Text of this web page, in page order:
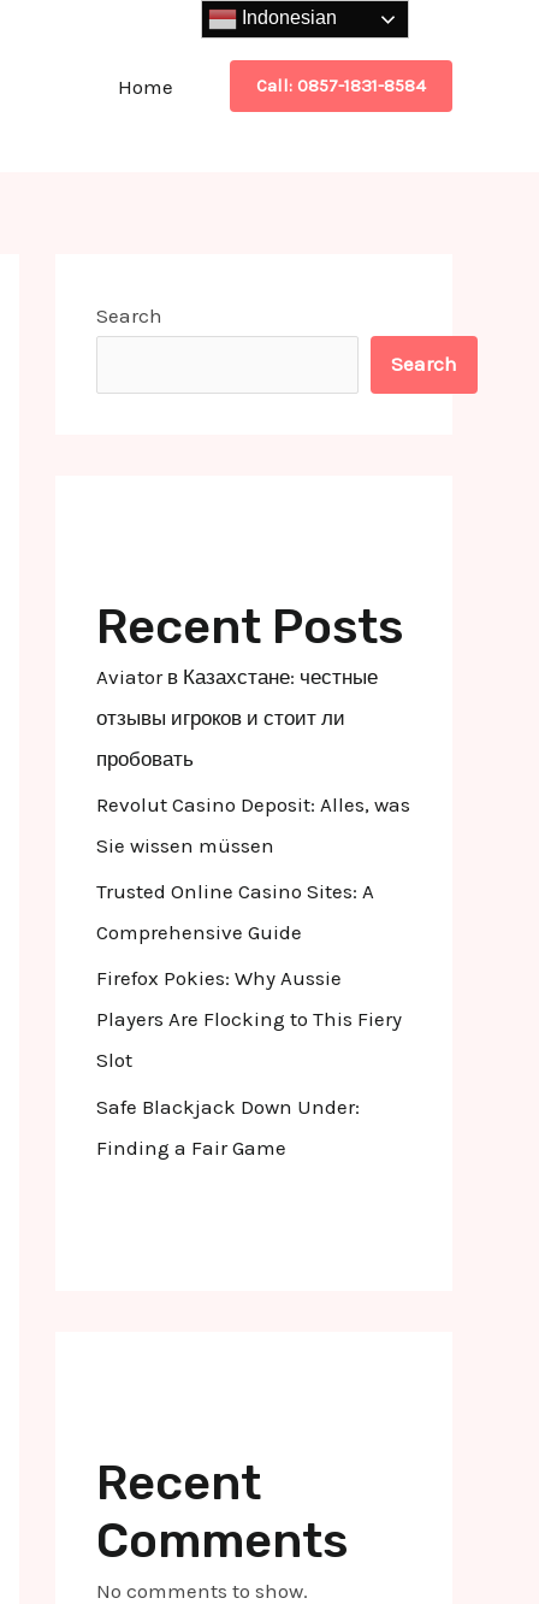
Home Call: 0857-1831-8584
Search
Search
Recent Posts
Aviator в Казахстане: честные
отзывы игроков и стоит ли
пробовать
Revolut Casino Deposit: Alles, was
Sie wissen müssen
Trusted Online Casino Sites: A
Comprehensive Guide
Firefox Pokies: Why Aussie
Players Are Flocking to This Fiery
Slot
Safe Blackjack Down Under:
Finding a Fair Game
Recent
Comments
No comments to show.
Indonesian